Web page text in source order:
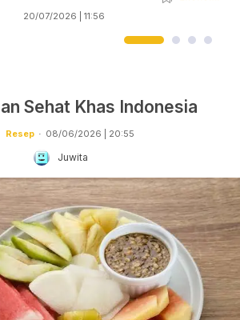
20/07/2026 | 11:56
Sehat Khas Indonesia
Resep 08/06/2026 | 20:55
Juwita